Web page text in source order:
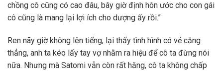
chồng cô cũng có cao đâu, bây giờ định hôn ước cho con gái
cô cũng là mang lại lợi ích cho dượng ấy rồi.”
Ren nãy giờ không lên tiếng, lại thấy tình hình có vẻ căng
thẳng, anh ta kéo lấy tay vợ nhằm ra hiệu để cô ta đừng nói
nữa. Nhưng mà Satomi vẫn còn rất hăng, cô ta không chấp